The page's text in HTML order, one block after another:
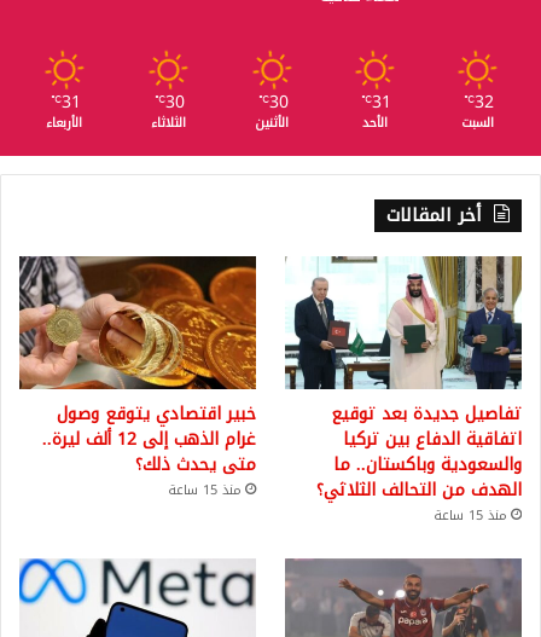
32
℃
السبت
31
℃
الأحد
30
℃
الأثنين
30
℃
الثلاثاء
31
℃
الأربعاء
أخر المقالات
تفاصيل جديدة بعد توقيع
اتفاقية الدفاع بين تركيا
والسعودية وباكستان.. ما
الهدف من التحالف الثلاثي؟
منذ 15 ساعة
خبير اقتصادي يتوقع وصول
غرام الذهب إلى 12 ألف ليرة..
متى يحدث ذلك؟
منذ 15 ساعة